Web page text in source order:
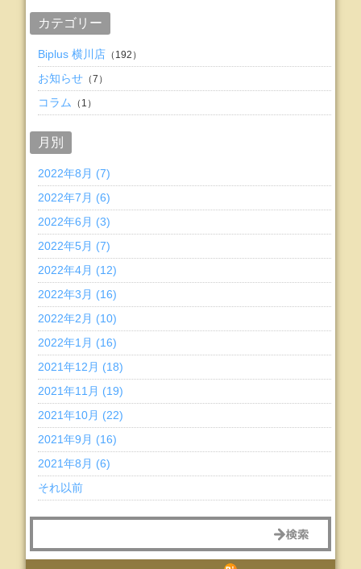
カテゴリー
Biplus 横川店 （192）
お知らせ （7）
コラム （1）
月別
2022年8月 (7)
2022年7月 (6)
2022年6月 (3)
2022年5月 (7)
2022年4月 (12)
2022年3月 (16)
2022年2月 (10)
2022年1月 (16)
2021年12月 (18)
2021年11月 (19)
2021年10月 (22)
2021年9月 (16)
2021年8月 (6)
それ以前